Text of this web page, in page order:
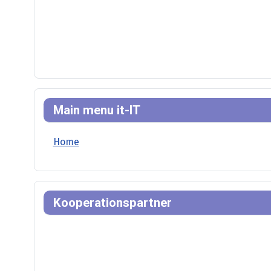
Main menu it-IT
Home
Kooperationspartner